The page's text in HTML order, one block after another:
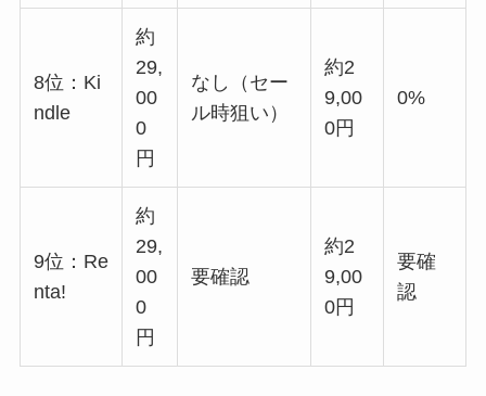
8位：Ki
ndle
約
29,
00
0
円
なし（セー
ル時狙い）
約2
9,00
0円
0%
9位：Re
nta!
約
29,
00
0
円
要確認
約2
9,00
0円
要確
認